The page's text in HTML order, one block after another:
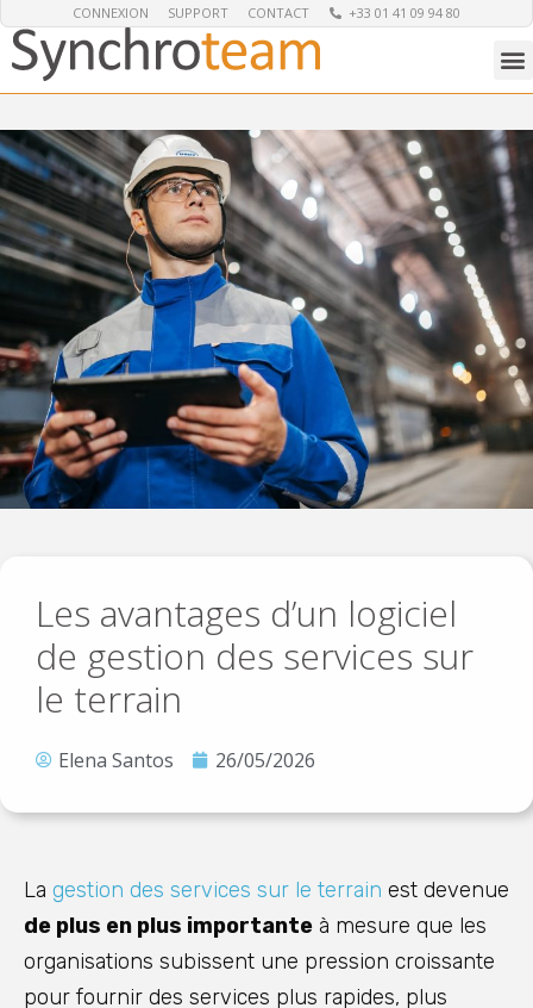
CONNEXION SUPPORT CONTACT +33 01 41 09 94 80
Les avantages d’un logiciel
de gestion des services sur
le terrain
Elena Santos 26/05/2026
La gestion des services sur le terrain est devenue
de plus en plus importante à mesure que les
organisations subissent une pression croissante
pour fournir des services plus rapides, plus